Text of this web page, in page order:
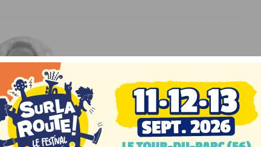
Benoit